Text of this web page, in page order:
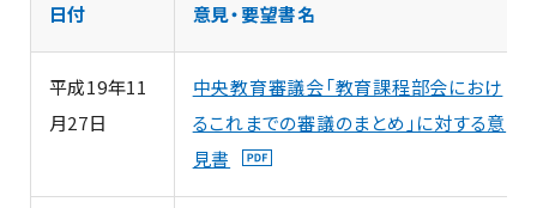
日付 意見・要望書名
平成19年11
月27日
中央教育審議会「教育課程部会におけ
るこれまでの審議のまとめ」に対する意
見書